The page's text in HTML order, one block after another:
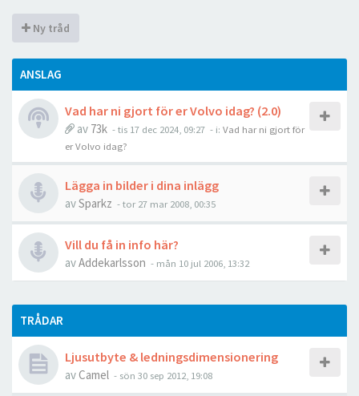
Ny tråd
ANSLAG
Vad har ni gjort för er Volvo idag? (2.0)
av 73k - tis 17 dec 2024, 09:27 - i: Vad har ni gjort för
er Volvo idag?
Lägga in bilder i dina inlägg
avSparkz - tor 27 mar 2008, 00:35
Vill du få in info här?
avAddekarlsson - mån 10 jul 2006, 13:32
TRÅDAR
Ljusutbyte & ledningsdimensionering
avCamel - sön 30 sep 2012, 19:08